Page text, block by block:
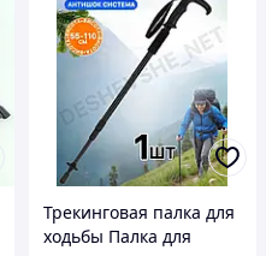
Трекинговая палка для
ходьбы Палка для